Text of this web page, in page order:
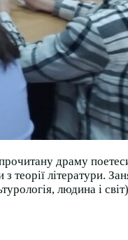
драму
теорії
людина і